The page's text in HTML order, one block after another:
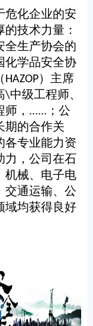
危化企业的安
技术力量：
全生产协会的
化学品安全协
HAZOP）主席
\中级工程师、
， ...... ；公
期的合作关
各专业能力资
力，公司在石
机械、电子电
交通运输、公
域均获得良好